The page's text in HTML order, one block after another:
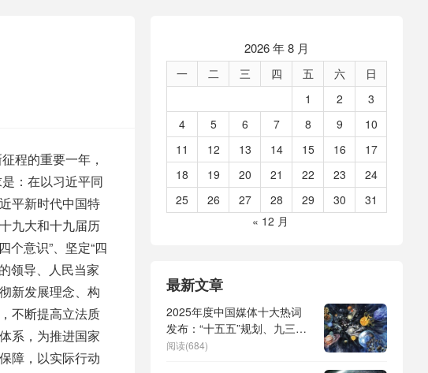
程的重要一年，
：在以习近平同
平新时代中国特
九大和十九届历
个意识”、坚定“四
领导、人民当家
新发展理念、构
不断提高立法质
系，为推进国家
障，以实际行动
2026 年 8 月
一 二 三 四 五 六
日
1
2
3
4
5 6 7 8 9
10
11
12 13 14 15 16
17
18
19 20 21 22 23
24
25
26 27 28 29 30
31
« 12 月
最新文章
2025年度中国媒体十大热词
发布：“十五五”规划、九三阅
兵、全球治理倡议、
阅读(684)